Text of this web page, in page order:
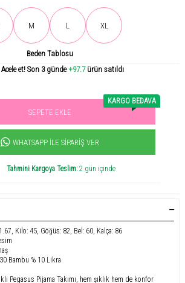
M L XL
Beden Tablosu
gün içerisinde 1433 kişi tarafından incelendi!
Acele et! Son 3 günde+97.7 ürün satıldı
ürün! 11.3B kişi favoriledi!
SEPETE EKLE
KARGO BEDAVA
WHATSAPP İLE SIPARIŞ VER
Tahmini Kargoya Teslim:2 gün içinde
Kilo: 45, Göğüs: 82, Bel: 60, Kalça: 86
Bambu % 10 Likra
Pegasus Pijama Takımı, hem şıklık hem de konfor